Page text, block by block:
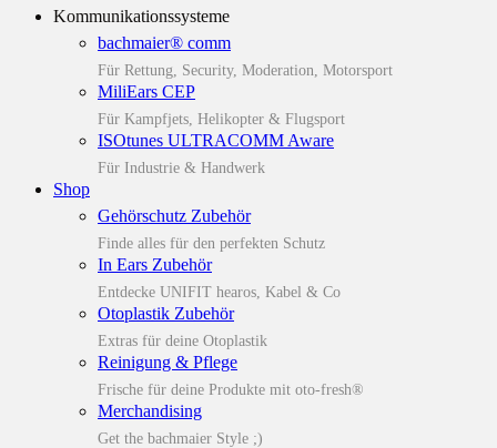
Kommunikationssysteme
bachmaier® comm
Für Rettung, Security, Moderation, Motorsport
MiliEars CEP
Für Kampfjets, Helikopter & Flugsport
ISOtunes ULTRACOMM Aware
Für Industrie & Handwerk
Shop
Gehörschutz Zubehör
Finde alles für den perfekten Schutz
In Ears Zubehör
Entdecke UNIFIT hearos, Kabel & Co
Otoplastik Zubehör
Extras für deine Otoplastik
Reinigung & Pflege
Frische für deine Produkte mit oto-fresh®
Merchandising
Get the bachmaier Style ;)